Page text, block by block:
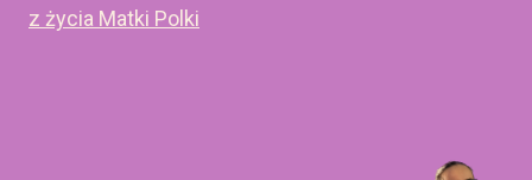
z życia Matki Polki